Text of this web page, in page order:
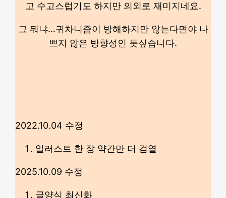
고 수고스럽기도 하지만 의외로 재미지네요.
그 뭐냐…귀차니즘이 방해하지만 않는다면야 나
쁘지 않은 방향성인 듯싶습니다.
2022.10.04 수정
일러스트 한 장 약간만 더 검열
2025.10.09 수정
글양식 최신화